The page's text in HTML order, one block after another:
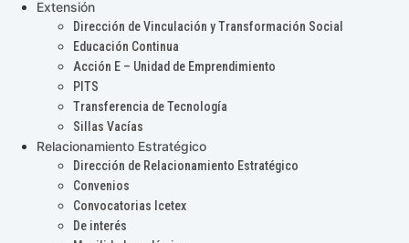
Extensión
Dirección de Vinculación y Transformación Social
Educación Continua
Acción E – Unidad de Emprendimiento
PITS
Transferencia de Tecnología
Sillas Vacías
Relacionamiento Estratégico
Dirección de Relacionamiento Estratégico
Convenios
Convocatorias Icetex
De interés